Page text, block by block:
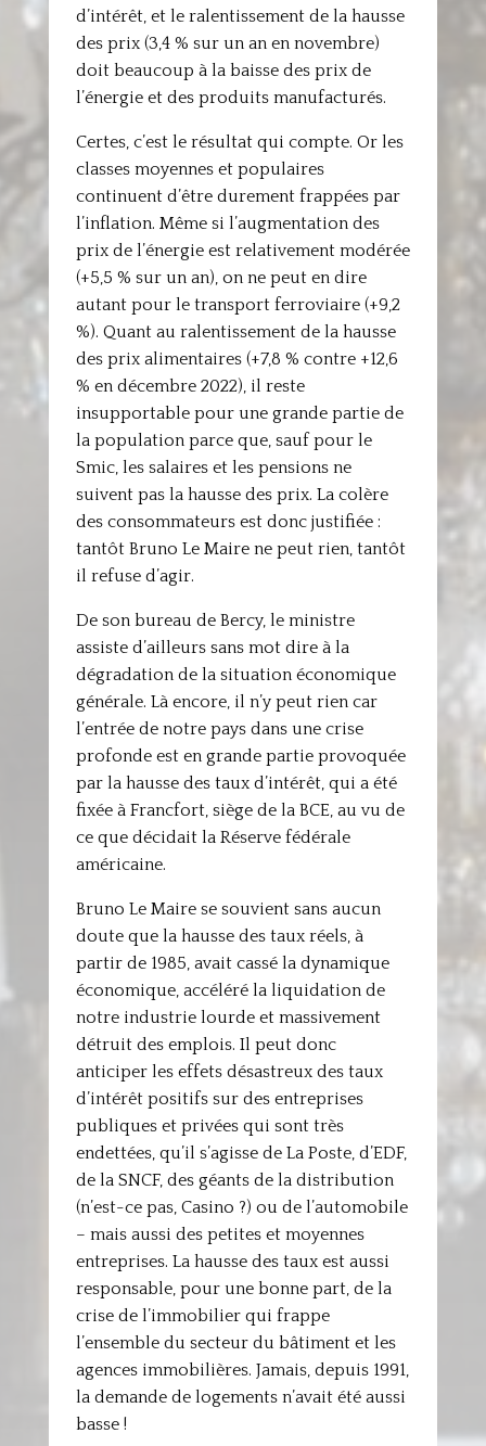
d’intérêt, et le ralentissement de la hausse
des prix (3,4 % sur un an en novembre)
doit beaucoup à la baisse des prix de
l’énergie et des produits manufacturés.
Certes, c’est le résultat qui compte. Or les
classes moyennes et populaires
continuent d’être durement frappées par
l’inflation. Même si l’augmentation des
prix de l’énergie est relativement modérée
(+5,5 % sur un an), on ne peut en dire
autant pour le transport ferroviaire (+9,2
%). Quant au ralentissement de la hausse
des prix alimentaires (+7,8 % contre +12,6
% en décembre 2022), il reste
insupportable pour une grande partie de
la population parce que, sauf pour le
Smic, les salaires et les pensions ne
suivent pas la hausse des prix. La colère
des consommateurs est donc justifiée :
tantôt Bruno Le Maire ne peut rien, tantôt
il refuse d’agir.
De son bureau de Bercy, le ministre
assiste d’ailleurs sans mot dire à la
dégradation de la situation économique
générale. Là encore, il n’y peut rien car
l’entrée de notre pays dans une crise
profonde est en grande partie provoquée
par la hausse des taux d’intérêt, qui a été
fixée à Francfort, siège de la BCE, au vu de
ce que décidait la Réserve fédérale
américaine.
Bruno Le Maire se souvient sans aucun
doute que la hausse des taux réels, à
partir de 1985, avait cassé la dynamique
économique, accéléré la liquidation de
notre industrie lourde et massivement
détruit des emplois. Il peut donc
anticiper les effets désastreux des taux
d’intérêt positifs sur des entreprises
publiques et privées qui sont très
endettées, qu’il s’agisse de La Poste, d’EDF,
de la SNCF, des géants de la distribution
(n’est-ce pas, Casino ?) ou de l’automobile
– mais aussi des petites et moyennes
entreprises. La hausse des taux est aussi
responsable, pour une bonne part, de la
crise de l’immobilier qui frappe
l’ensemble du secteur du bâtiment et les
agences immobilières. Jamais, depuis 1991,
la demande de logements n’avait été aussi
basse !